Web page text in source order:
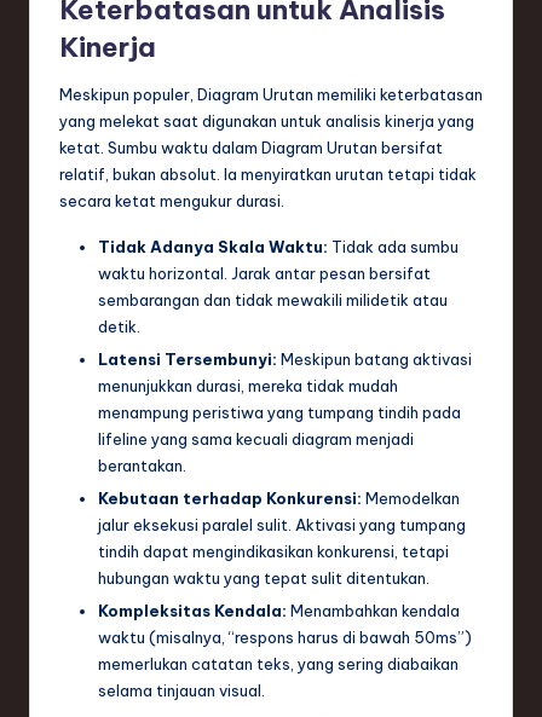
Keterbatasan untuk Analisis
Kinerja
Meskipun populer, Diagram Urutan memiliki keterbatasan
yang melekat saat digunakan untuk analisis kinerja yang
ketat. Sumbu waktu dalam Diagram Urutan bersifat
relatif, bukan absolut. Ia menyiratkan urutan tetapi tidak
secara ketat mengukur durasi.
Tidak Adanya Skala Waktu: Tidak ada sumbu
waktu horizontal. Jarak antar pesan bersifat
sembarangan dan tidak mewakili milidetik atau
detik.
Latensi Tersembunyi: Meskipun batang aktivasi
menunjukkan durasi, mereka tidak mudah
menampung peristiwa yang tumpang tindih pada
lifeline yang sama kecuali diagram menjadi
berantakan.
Kebutaan terhadap Konkurensi: Memodelkan
jalur eksekusi paralel sulit. Aktivasi yang tumpang
tindih dapat mengindikasikan konkurensi, tetapi
hubungan waktu yang tepat sulit ditentukan.
Kompleksitas Kendala: Menambahkan kendala
waktu (misalnya, “respons harus di bawah 50ms”)
memerlukan catatan teks, yang sering diabaikan
selama tinjauan visual.